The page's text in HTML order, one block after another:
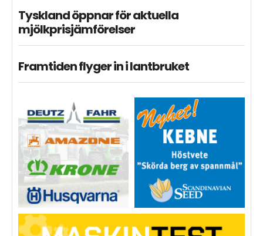
Tyskland öppnar för aktuella
mjölkprisjämförelser
Framtiden flyger in i lantbruket